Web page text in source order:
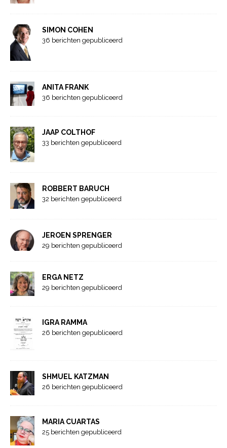
SIMON COHEN
36 berichten gepubliceerd
ANITA FRANK
36 berichten gepubliceerd
JAAP COLTHOF
33 berichten gepubliceerd
ROBBERT BARUCH
32 berichten gepubliceerd
JEROEN SPRENGER
29 berichten gepubliceerd
ERGA NETZ
29 berichten gepubliceerd
IGRA RAMMA
26 berichten gepubliceerd
SHMUEL KATZMAN
26 berichten gepubliceerd
MARIA CUARTAS
25 berichten gepubliceerd